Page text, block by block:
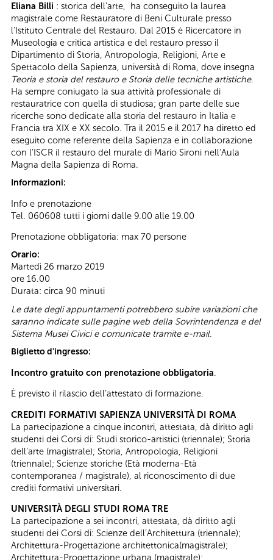
Eliana Billi : storica dell’arte, ha conseguito la laurea
magistrale come Restauratore di Beni Culturale presso
l’Istituto Centrale del Restauro. Dal 2015 è Ricercatore in
Museologia e critica artistica e del restauro presso il
Dipartimento di Storia, Antropologia, Religioni, Arte e
Spettacolo della Sapienza, università di Roma, dove insegna
Teoria e storia del restauro e Storia delle tecniche artistiche.
Ha sempre coniugato la sua attività professionale di
restauratrice con quella di studiosa; gran parte delle sue
ricerche sono dedicate alla storia del restauro in Italia e
Francia tra XIX e XX secolo. Tra il 2015 e il 2017 ha diretto ed
eseguito come referente della Sapienza e in collaborazione
con l’ISCR il restauro del murale di Mario Sironi nell’Aula
Magna della Sapienza di Roma.
Informazioni:
Info e prenotazione
Tel. 060608 tutti i giorni dalle 9.00 alle 19.00
Prenotazione obbligatoria: max 70 persone
Orario:
Martedì 26 marzo 2019
ore 16.00
Durata: circa 90 minuti
Le date degli appuntamenti potrebbero subire variazioni che
saranno indicate sulle pagine web della Sovrintendenza e del
Sistema Musei Civici e comunicate tramite e-mail.
Biglietto d'ingresso:
Incontro gratuito con prenotazione obbligatoria.
È previsto il rilascio dell’attestato di formazione.
CREDITI FORMATIVI SAPIENZA UNIVERSITÀ DI ROMA
La partecipazione a cinque incontri, attestata, dà diritto agli
studenti dei Corsi di: Studi storico-artistici (triennale); Storia
dell’arte (magistrale); Storia, Antropologia, Religioni
(triennale); Scienze storiche (Età moderna-Età
contemporanea / magistrale), al riconoscimento di due
crediti formativi universitari.
UNIVERSITÀ DEGLI STUDI ROMA TRE
La partecipazione a sei incontri, attestata, dà diritto agli
studenti dei Corsi di: Scienze dell’Architettura (triennale);
Architettura-Progettazione architettonica(magistrale);